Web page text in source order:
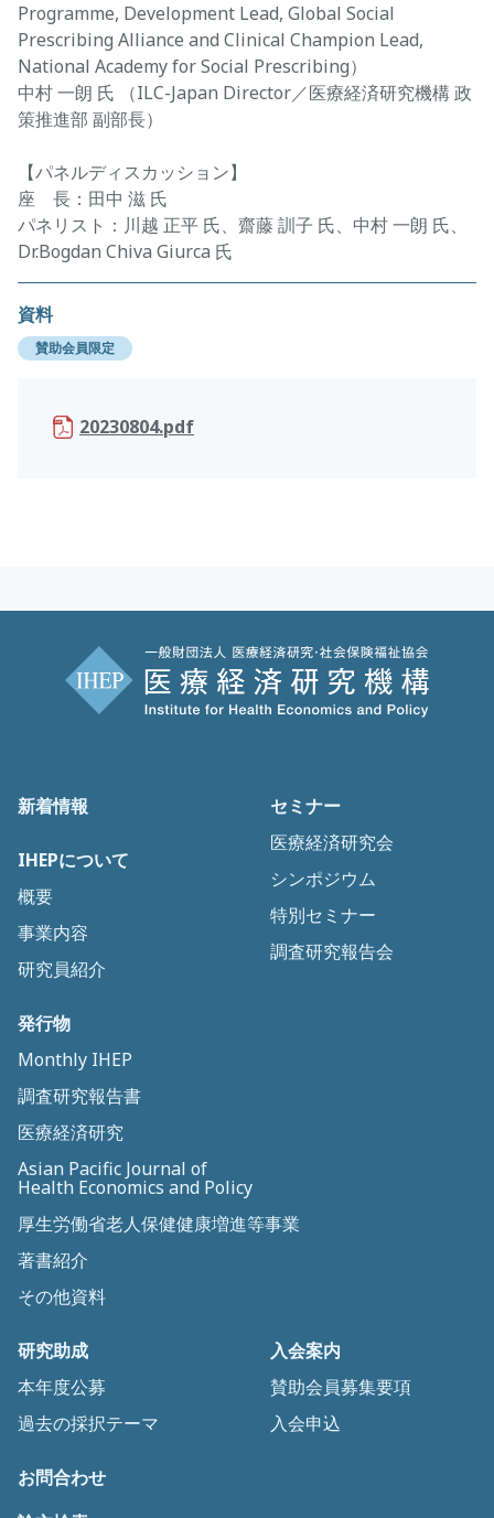
Programme, Development Lead, Global Social
Prescribing Alliance and Clinical Champion Lead,
National Academy for Social Prescribing）
中村 一朗 氏 （ILC-Japan Director／医療経済研究機構 政
策推進部 副部長）
【パネルディスカッション】
座 長：田中 滋 氏
パネリスト：川越 正平 氏、齋藤 訓子 氏、中村 一朗 氏、
Dr.Bogdan Chiva Giurca 氏
資料
賛助会員限定
20230804.pdf
新着情報
IHEPについて
概要
事業内容
研究員紹介
セミナー
医療経済研究会
シンポジウム
特別セミナー
調査研究報告会
発行物
Monthly IHEP
調査研究報告書
医療経済研究
Asian Pacific Journal of
Health Economics and Policy
厚生労働省老人保健健康増進等事業
著書紹介
その他資料
研究助成
本年度公募
過去の採択テーマ
入会案内
賛助会員募集要項
入会申込
お問合わせ